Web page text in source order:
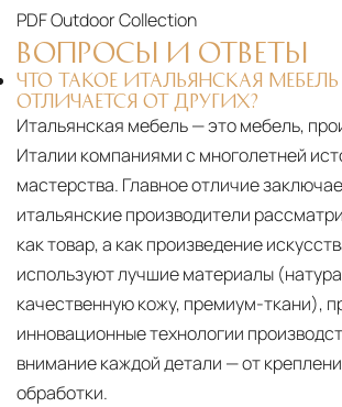
PDFOutdoor Collection
ВОПРОСЫ И ОТВЕТЫ
ЧТО ТАКОЕ ИТАЛЬЯНСКАЯ
ОТЛИЧАЕТСЯ ОТ ДРУГИХ?
Итальянская мебель — это мебель,
Италии компаниями с многолетней
мастерства. Главное отличие
итальянские производители
как товар, а как произведение
используют лучшие материалы
качественную кожу, премиум-ткани),
инновационные технологии
внимание каждой детали — от
обработки.